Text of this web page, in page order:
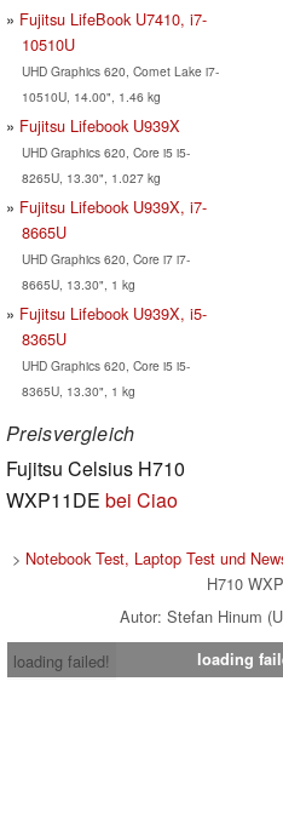
Fujitsu LifeBook U7410, i7-
10510U
UHD Graphics 620, Comet Lake i7-
10510U, 14.00", 1.46 kg
Fujitsu Lifebook U939X
UHD Graphics 620, Core i5 i5-
8265U, 13.30", 1.027 kg
Fujitsu Lifebook U939X, i7-
8665U
UHD Graphics 620, Core i7 i7-
8665U, 13.30", 1 kg
Fujitsu Lifebook U939X, i5-
8365U
UHD Graphics 620, Core i5 i5-
8365U, 13.30", 1 kg
Preisvergleich
Fujitsu Celsius H710
WXP11DE bei Ciao
> Notebook Test, Laptop Test und
H710
Autor: Stefan Hinum
loading failed!
loading